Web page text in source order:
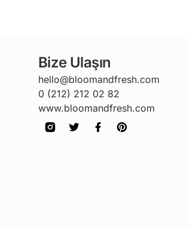
Bize Ulaşın
hello@bloomandfresh.com
0 (212) 212 02 82
www.bloomandfresh.com